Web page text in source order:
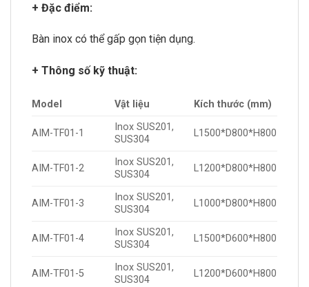
+ Đặc điểm:
Bàn inox có thể gấp gọn tiện dụng.
+ Thông số kỹ thuật:
Model Vật liệu Kích thước (mm)
AIM-TF01-1
Inox SUS201,
SUS304
L1500*D800*H800
AIM-TF01-2
Inox SUS201,
SUS304
L1200*D800*H800
AIM-TF01-3
Inox SUS201,
SUS304
L1000*D800*H800
AIM-TF01-4
Inox SUS201,
SUS304
L1500*D600*H800
AIM-TF01-5
Inox SUS201,
SUS304
L1200*D600*H800